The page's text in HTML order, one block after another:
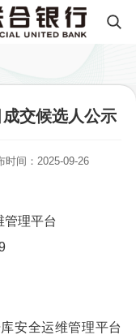
交候选人公示
时间：2025-09-26
管理平台
安全运维管理平台